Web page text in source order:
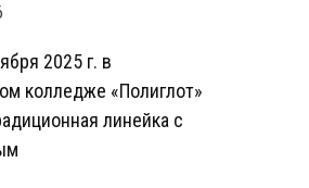
2025 г. в
колледже «Полиглот»
линейка с